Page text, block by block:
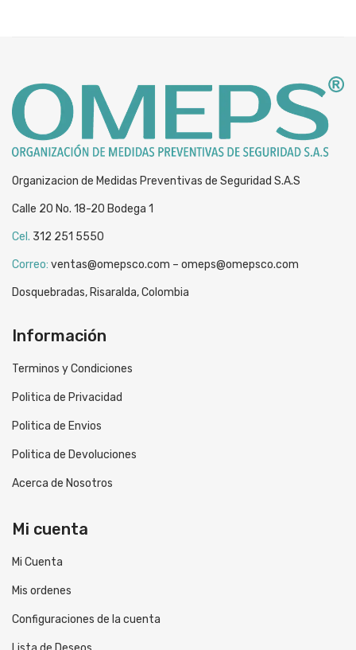
Organizacion de Medidas Preventivas de Seguridad S.A.S
Calle 20 No. 18-20 Bodega 1
Cel. 312 251 5550
Correo: ventas@omepsco.com – omeps@omepsco.com
Dosquebradas, Risaralda, Colombia
Información
Terminos y Condiciones
Politica de Privacidad
Politica de Envios
Politica de Devoluciones
Acerca de Nosotros
Mi cuenta
Mi Cuenta
Mis ordenes
Configuraciones de la cuenta